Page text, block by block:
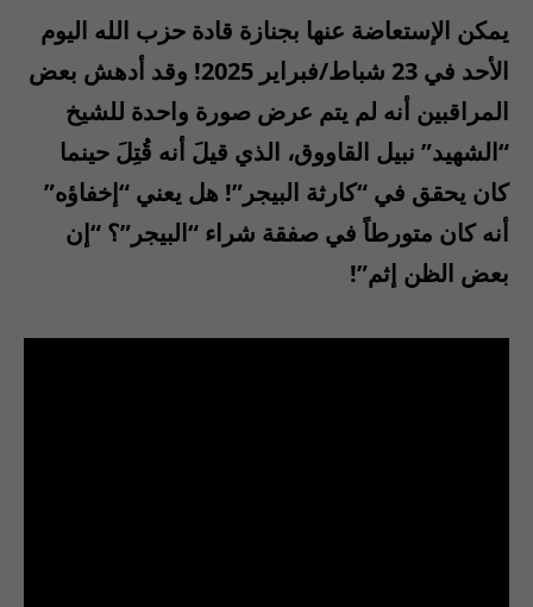
يمكن الإستعاضة عنها بجنازة قادة حزب الله اليوم
الأحد في 23 شباط/فبراير 2025! وقد أدهش بعض
المراقبين أنه لم يتم عرض صورة واحدة للشيخ
“الشهيد” نبيل القاووق، الذي قيلَ أنه قُتِلَ حينما
كان يحقق في “كارثة البيجر”! هل يعني “إخفاؤه”
أنه كان متورطاً في صفقة شراء “البيجر”؟ “إن
بعض الظن إثم”!